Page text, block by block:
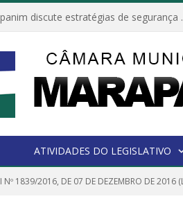
Câmara
ATIVIDADES DO LEGISLATIVO
Nº 1839/2016, DE 07 DE DEZEMBRO DE 2016